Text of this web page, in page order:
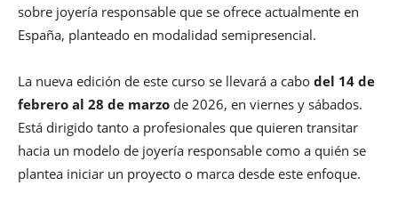
sobre joyería responsable que se ofrece actualmente en
España, planteado en modalidad semipresencial.
La nueva edición de este curso se llevará a cabo del 14 de
febrero al 28 de marzo de 2026, en viernes y sábados.
Está dirigido tanto a profesionales que quieren transitar
hacia un modelo de joyería responsable como a quién se
plantea iniciar un proyecto o marca desde este enfoque.